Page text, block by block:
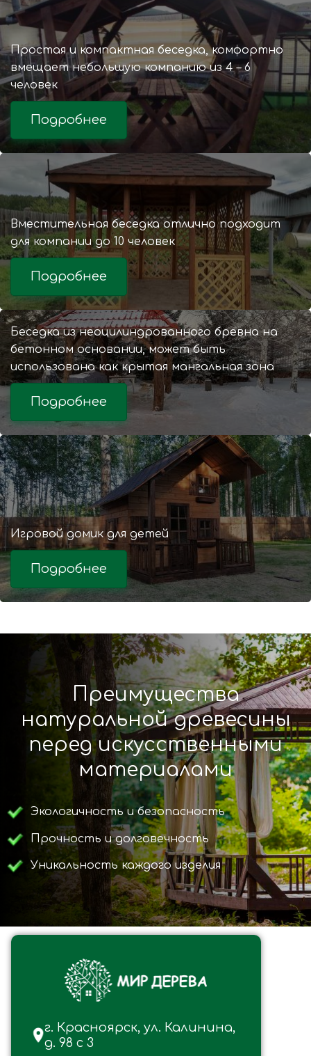
Простая и компактная беседка, комфортно
вмещает небольшую компанию из 4 – 6
человек
Подробнее
Вместительная беседка отлично подходит
для компании до 10 человек
Подробнее
Беседка из неоцилиндрованного бревна на
бетонном основании, может быть
использована как крытая мангальная зона
Подробнее
Игровой домик для детей
Подробнее
Преимущества
натуральной древесины
перед искусственными
материалами
Экологичность и безопасность
Прочность и долговечность
Уникальность каждого изделия
г. Красноярск, ул. Калинина,
д. 98 с 3